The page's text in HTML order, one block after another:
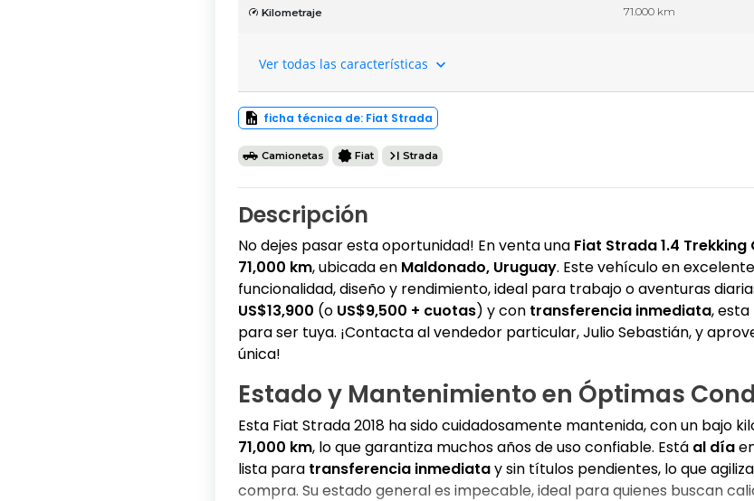
Kilometraje 71.000 km
Ver todas las características
ficha técnica de: Fiat Strada
Camionetas Fiat Strada
Descripción
No dejes pasar esta oportunidad! En venta una Fiat Strada 1.4 Trekking
71,000 km, ubicada en Maldonado, Uruguay. Este vehículo en
funcionalidad, diseño y rendimiento, ideal para trabajo o aventuras
US$13,900 (o US$9,500 + cuotas) y con transferencia inmediata,
para ser tuya. ¡Contacta al vendedor particular, Julio Sebastián, y
única!
Estado y Mantenimiento en Óptimas
Esta Fiat Strada 2018 ha sido cuidadosamente mantenida, con un bajo
71,000 km, lo que garantiza muchos años de uso confiable. Está al día
lista para transferencia inmediatay sin títulos pendientes, lo que
compra. Su estado general es impecable, ideal para quienes buscan